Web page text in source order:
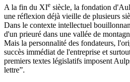
A la fin du XIe siècle, la fondation
une réflexion déjà vieille de plusieurs
Dans le contexte intellectuel
d'un prieuré dans une vallée de
Mais la personnalité des fondateurs,
succès immédiat de l'entreprise et
premiers textes législatifs imposent
lettre”.